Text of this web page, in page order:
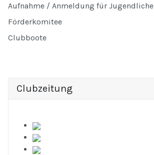
Aufnahme / Anmeldung für Jugendliche
Förderkomitee
Clubboote
Clubzeitung